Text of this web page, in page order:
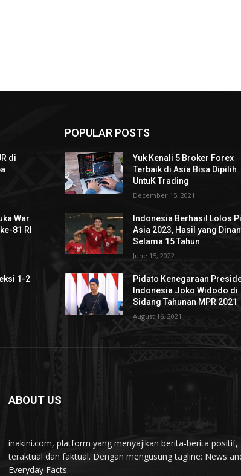
di
War
81 RI
1-2
POPULAR POSTS
Yuk Kenali 5 Broker Forex
Terbaik di Asia Bisa Dipilih
UntuK Trading
December 15, 2021
Indonesia Berhasil Lolos
Asia 2023, Hasil yang
Selama 15 Tahun
June 15, 2022
Pidato Kenegaraan
Indonesia Joko Widodo di
Sidang Tahunan MPR 2021
August 16, 2021
ABOUT US
inakini.com, platform yang menyajikan berita-berita positif,
teraktual dan faktual. Dengan mengusung tagline: News
Everyday Facts.